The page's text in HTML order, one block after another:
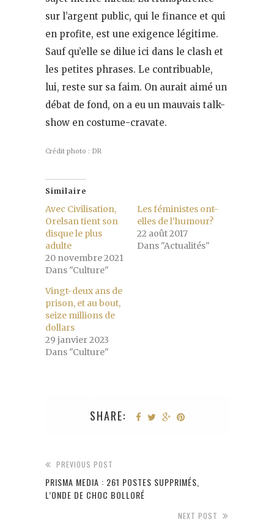
sur l’argent public, qui le finance et qui
en profite, est une exigence légitime.
Sauf qu’elle se dilue ici dans le clash et
les petites phrases. Le contribuable,
lui, reste sur sa faim. On aurait aimé un
débat de fond, on a eu un mauvais talk-
show en costume-cravate.
Crédit photo : DR
Similaire
Avec Civilisation,
Orelsan tient son
disque le plus
adulte
20 novembre 2021
Dans "Culture"
Les féministes ont-
elles de l’humour?
22 août 2017
Dans "Actualités"
Vingt-deux ans de
prison, et au bout,
seize millions de
dollars
29 janvier 2023
Dans "Culture"
SHARE:
PREVIOUS POST
PRISMA MEDIA : 261 POSTES SUPPRIMÉS,
L’ONDE DE CHOC BOLLORÉ
NEXT POST